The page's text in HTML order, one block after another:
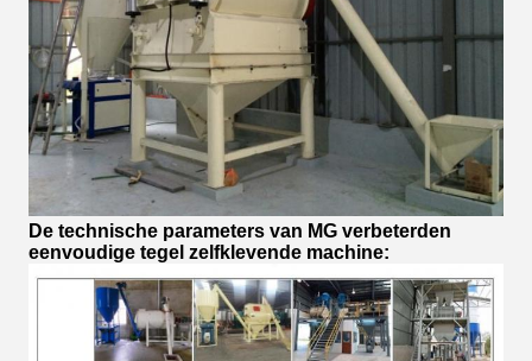
De technische parameters van MG verbeterden
eenvoudige tegel zelfklevende machine: